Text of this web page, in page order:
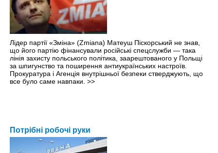
Лідер партії «Зміна» (Zmiana) Матеуш Піскорський не знав,
що його партію фінансували російські спецслужби — така
лінія захисту польського політика, заарештованого у Польщі
за шпигунство та поширення антиукраїнських настроїв.
Прокуратура і Агенція внутрішньої безпеки стверджують, що
все було саме навпаки. >>
Потрібні робочі руки